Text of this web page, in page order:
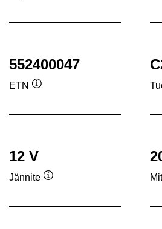
552400047
ETN
12 V
Jännite